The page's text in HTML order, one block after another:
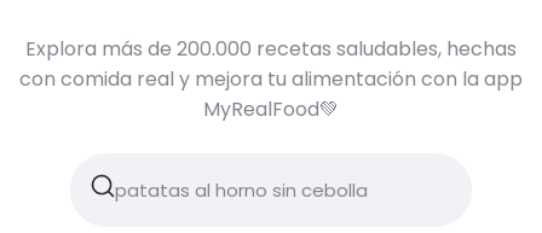
Explora más de 200.000 recetas saludables, hechas
con comida real y mejora tu alimentación con la app
MyRealFood💚